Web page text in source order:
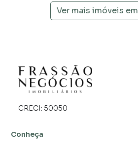
Ver mais imóveis em
CRECI: 50050
Conheça